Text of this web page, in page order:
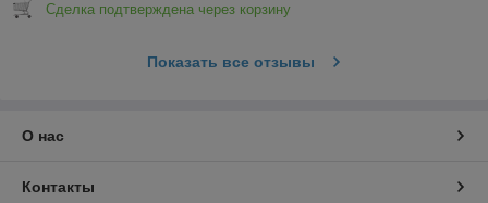
Сделка подтверждена через корзину
Показать все отзывы
О нас
Контакты